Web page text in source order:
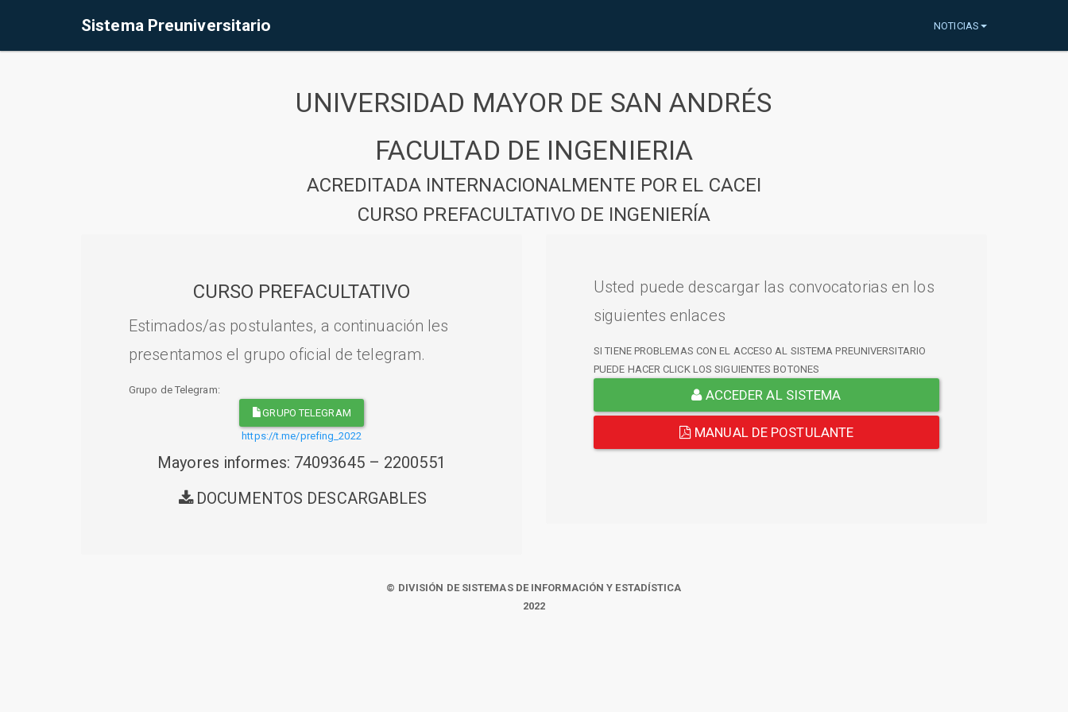
Sistema Preuniversitario NOTICIAS
UNIVERSIDAD MAYOR DE SAN ANDRÉS
FACULTAD DE INGENIERIA
ACREDITADA INTERNACIONALMENTE POR EL CACEI
CURSO PREFACULTATIVO DE INGENIERÍA
CURSO PREFACULTATIVO
Estimados/as postulantes, a continuación les
presentamos el grupo oficial de telegram.
Grupo de Telegram:
GRUPO TELEGRAM
https://t.me/prefing_2022
Mayores informes: 74093645 – 2200551
DOCUMENTOS DESCARGABLES
Usted puede descargar las convocatorias en los
siguientes enlaces
SI TIENE PROBLEMAS CON EL ACCESO AL SISTEMA PREUNIVERSITARIO
PUEDE HACER CLICK LOS SIGUIENTES BOTONES
ACCEDER AL SISTEMA
MANUAL DE POSTULANTE
© DIVISIÓN DE SISTEMAS DE INFORMACIÓN Y ESTADÍSTICA
2022